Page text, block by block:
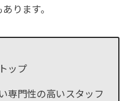
ります。
ップ
専門性の高いスタッフ